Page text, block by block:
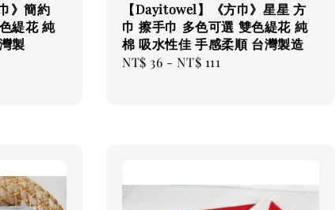
》簡約
緹花 純
製
【Dayitowel】《方巾》星星 方
巾 擦手巾 多色可選 雙色緹花 純
棉 吸水性佳 手感柔順 台灣製造
Regular
NT$ 36 -NT$ 111